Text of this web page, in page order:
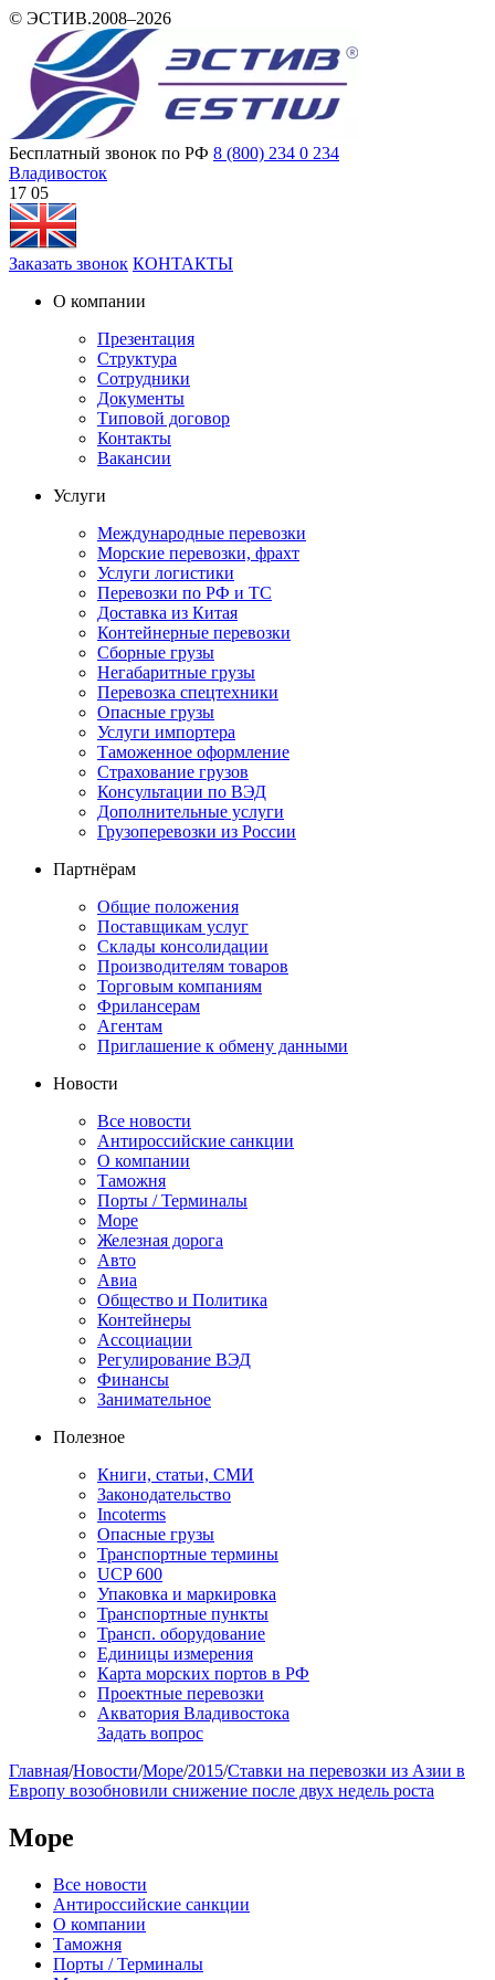
© ЭСТИВ.2008–2026
Бесплатный звонок по РФ 8 (800) 234 0 234
Владивосток
17 05
Заказать звонок КОНТАКТЫ
О компании
Презентация
Структура
Сотрудники
Документы
Типовой договор
Контакты
Вакансии
Услуги
Международные перевозки
Морские перевозки, фрахт
Услуги логистики
Перевозки по РФ и ТС
Доставка из Китая
Контейнерные перевозки
Сборные грузы
Негабаритные грузы
Перевозка спецтехники
Опасные грузы
Услуги импортера
Таможенное оформление
Страхование грузов
Консультации по ВЭД
Дополнительные услуги
Грузоперевозки из России
Партнёрам
Общие положения
Поставщикам услуг
Склады консолидации
Производителям товаров
Торговым компаниям
Фрилансерам
Агентам
Приглашение к обмену данными
Новости
Все новости
Антироссийские санкции
О компании
Таможня
Порты / Терминалы
Море
Железная дорога
Авто
Авиа
Общество и Политика
Контейнеры
Ассоциации
Регулирование ВЭД
Финансы
Занимательное
Полезное
Книги, статьи, СМИ
Законодательство
Incoterms
Опасные грузы
Транспортные термины
UCP 600
Упаковка и маркировка
Транспортные пункты
Трансп. оборудование
Единицы измерения
Карта морских портов в РФ
Проектные перевозки
Акватория Владивостока
Задать вопрос
Главная/Новости/Море/2015/Ставки на перевозки из Азии в
Европу возобновили снижение после двух недель роста
Море
Все новости
Антироссийские санкции
О компании
Таможня
Порты / Терминалы